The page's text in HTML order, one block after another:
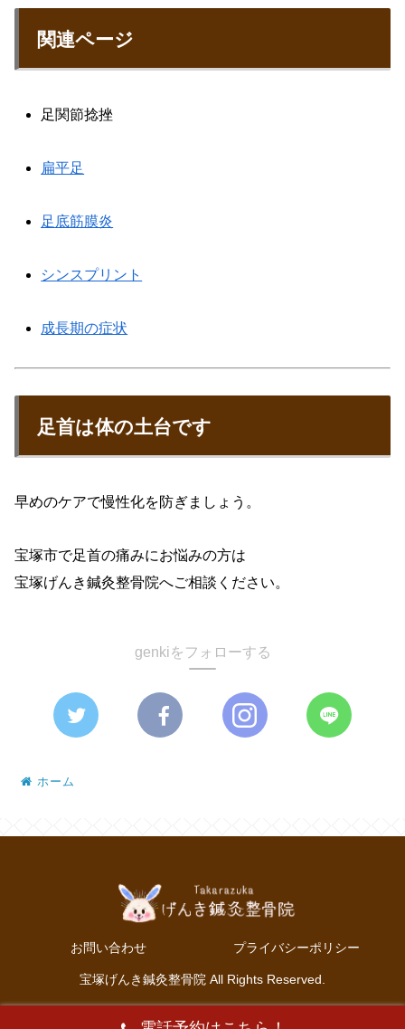
関連ページ
足関節捻挫
扁平足
足底筋膜炎
シンスプリント
成長期の症状
足首は体の土台です
早めのケアで慢性化を防ぎましょう。
宝塚市で足首の痛みにお悩みの方は
宝塚げんき鍼灸整骨院へご相談ください。
genkiをフォローする
ホーム
お問い合わせ プライバシーポリシー
宝塚げんき鍼灸整骨院 All Rights Reserved.